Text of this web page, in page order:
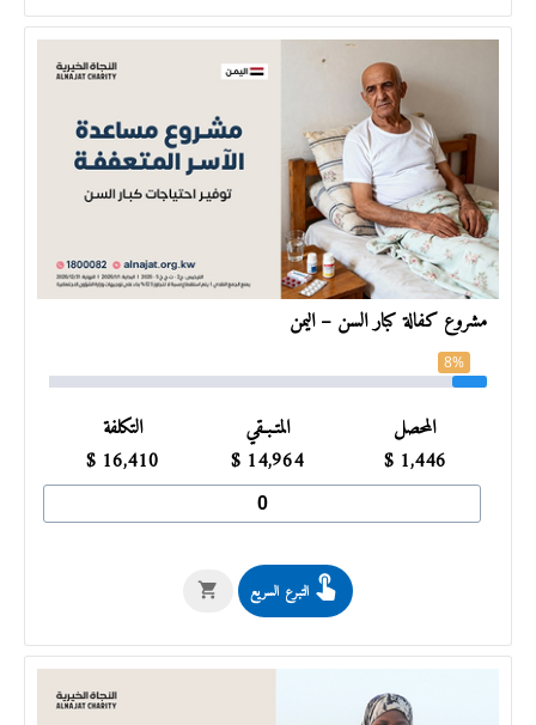
مشروع كفالة كبار السن – اليمن
8%
المحصل
1,446
$
المتـبـقي
14,964
$
التكلفة
16,410
$
التبرع السريع